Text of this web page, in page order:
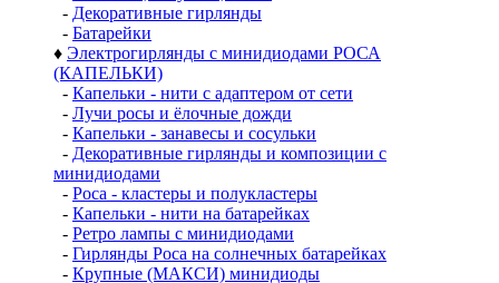
- Декоративные гирлянды
- Батарейки
♦ Электрогирлянды с минидиодами РОСА
(КАПЕЛЬКИ)
- Капельки - нити с адаптером от сети
- Лучи росы и ёлочные дожди
- Капельки - занавесы и сосульки
- Декоративные гирлянды и композиции с
минидиодами
- Роса - кластеры и полукластеры
- Капельки - нити на батарейках
- Ретро лампы с минидиодами
- Гирлянды Роса на солнечных батарейках
- Крупные (МАКСИ) минидиоды